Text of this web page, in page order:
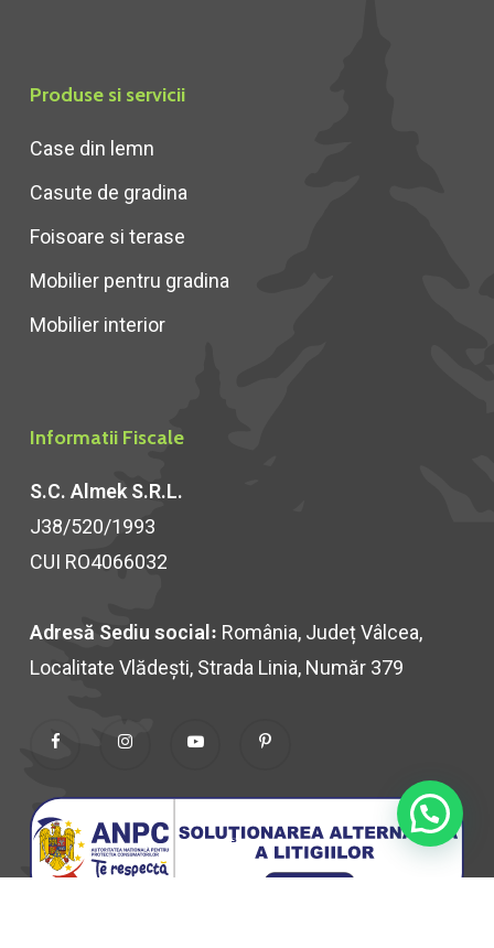
Produse si servicii
Case din lemn
Casute de gradina
Foisoare si terase
Mobilier pentru gradina
Mobilier interior
Informatii Fiscale
S.C. Almek S.R.L.
J38/520/1993
CUI RO4066032
Adresă Sediu social꞉ România, Județ Vâlcea,
Localitate Vlădești, Strada Linia, Număr 379